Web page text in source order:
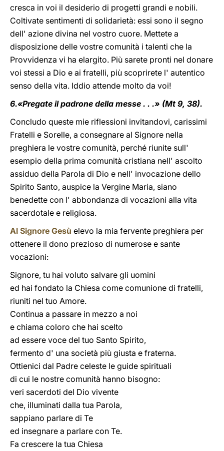
cresca in voi il desiderio di progetti grandi e nobili.
Coltivate sentimenti di solidarietà: essi sono il segno
dell' azione divina nel vostro cuore. Mettete a
disposizione delle vostre comunità i talenti che la
Provvidenza vi ha elargito. Più sarete pronti nel donare
voi stessi a Dio e ai fratelli, più scoprirete l' autentico
senso della vita. Iddio attende molto da voi!
6.«Pregate il padrone della messe . . .» (Mt 9, 38).
Concludo queste mie riflessioni invitandovi, carissimi
Fratelli e Sorelle, a consegnare al Signore nella
preghiera le vostre comunità, perché riunite sull'
esempio della prima comunità cristiana nell' ascolto
assiduo della Parola di Dio e nell' invocazione dello
Spirito Santo, auspice la Vergine Maria, siano
benedette con l' abbondanza di vocazioni alla vita
sacerdotale e religiosa.
Al Signore Gesù elevo la mia fervente preghiera per
ottenere il dono prezioso di numerose e sante
vocazioni:
Signore, tu hai voluto salvare gli uomini
ed hai fondato la Chiesa come comunione di fratelli,
riuniti nel tuo Amore.
Continua a passare in mezzo a noi
e chiama coloro che hai scelto
ad essere voce del tuo Santo Spirito,
fermento d' una società più giusta e fraterna.
Ottienici dal Padre celeste le guide spirituali
di cui le nostre comunità hanno bisogno:
veri sacerdoti del Dio vivente
che, illuminati dalla tua Parola,
sappiano parlare di Te
ed insegnare a parlare con Te.
Fa crescere la tua Chiesa